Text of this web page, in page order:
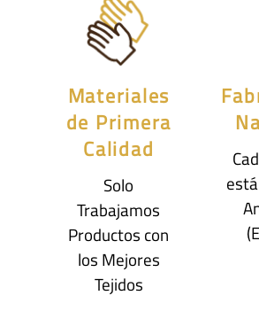
Materiales
de Primera
Calidad
Solo
Trabajamos
Productos con
los Mejores
Tejidos